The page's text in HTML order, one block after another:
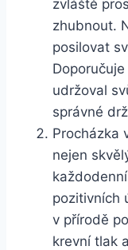
zvláště
zhubnout.
posilovat
udržoval
správné
Procházka
nejen
pozitivních
v přírodě
krevní tlak